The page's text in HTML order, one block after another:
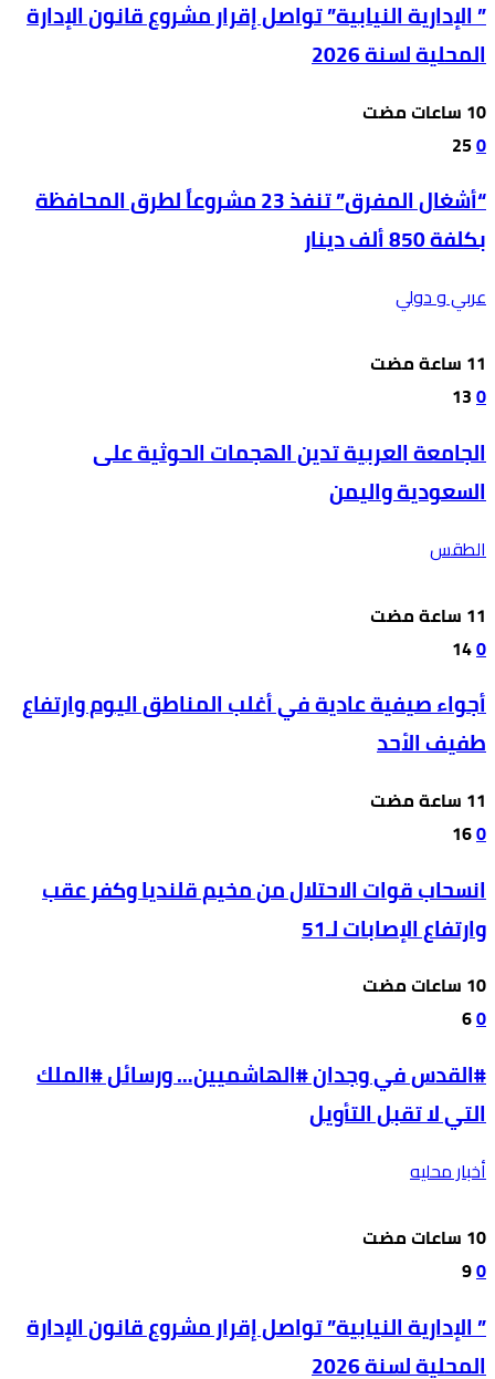
” الإدارية النيابية” تواصل إقرار مشروع قانون الإدارة
المحلية لسنة 2026
0
25
“أشغال المفرق” تنفذ 23 مشروعاً لطرق المحافظة
بكلفة 850 ألف دينار
عربي و دولي
0
13
الجامعة العربية تدين الهجمات الحوثية على
السعودية واليمن
الطقس
0
14
أجواء صيفية عادية في أغلب المناطق اليوم وارتفاع
طفيف الأحد
0
16
انسحاب قوات الاحتلال من مخيم قلنديا وكفر عقب
وارتفاع الإصابات لـ51
0
6
#القدس في وجدان #الهاشميين… ورسائل #الملك
التي لا تقبل التأويل
أخبار محليه
0
9
” الإدارية النيابية” تواصل إقرار مشروع قانون الإدارة
المحلية لسنة 2026